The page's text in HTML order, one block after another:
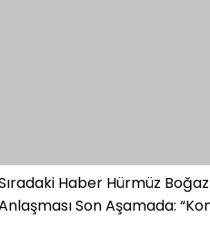
Haber Hürmüz
Son Aşamada: